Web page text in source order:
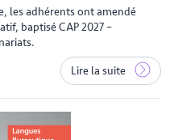
les adhérents ont amendé
baptisé CAP 2027 –
Lire la suite